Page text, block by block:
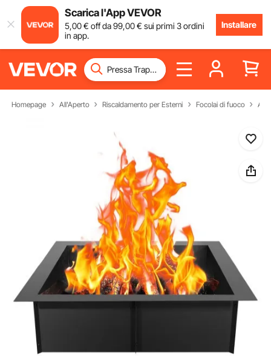
Scarica l'App VEVOR
5,00€ off da99,00€ sui primi 3 ordini
in app.
Installare
Homepage All'Aperto Riscaldamento per Esterni Focolai di fuoco